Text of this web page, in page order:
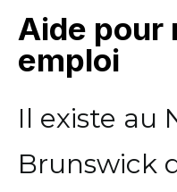
Aide pour
emploi
Il existe au
Brunswick